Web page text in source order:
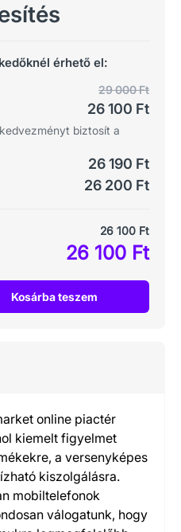
érhető el:
29 000 Ft
26 100 Ft
biztosít a
26 190 Ft
26 200 Ft
26 100 Ft
26 100 Ft
Kosárba teszem
online piactér
kiemelt figyelmet
a versenyképes
kiszolgálásra.
mobiltelefonok
válogatunk, hogy